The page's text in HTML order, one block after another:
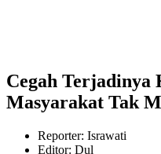
Cegah
Masyarakat Tak
Reporter: Israwati
Editor: Dul